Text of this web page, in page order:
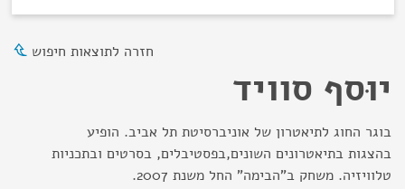
חזרה לתוצאות חיפוש
יוּסף סוויד
בוגר החוג לתיאטרון של אוניברסיטת תל אביב. הופיע
בהצגות בתיאטרונים השונים,בפסטיבלים, בסרטים ובתכניות
טלוויזיה. משחק ב"הבימה" החל משנת 2007.